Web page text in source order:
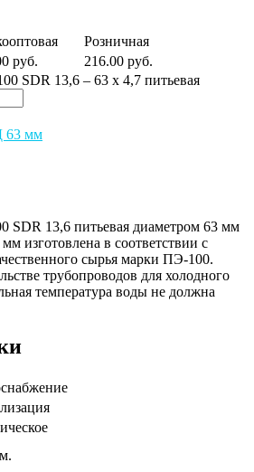
Розничная
руб.
216.00 руб.
SDR 13,6 – 63 х 4,7 питьевая
63 мм
SDR 13,6 питьевая диаметром 63 мм
изготовлена в соответствии с
сырья марки ПЭ-100.
трубопроводов для холодного
температура воды не должна